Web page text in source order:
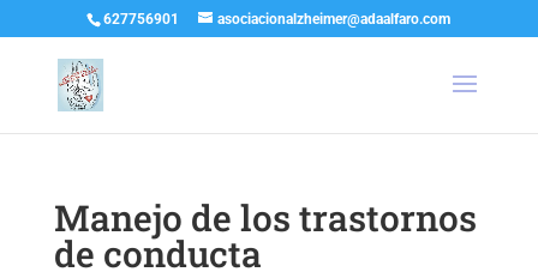
627756901 asociacionalzheimer@adaalfaro.com
Manejo de los trastornos
de conducta